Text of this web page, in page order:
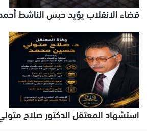
قضاء الانقلاب يؤيد حبس الناشط
استشهاد المعتقل الدكتور صلاح